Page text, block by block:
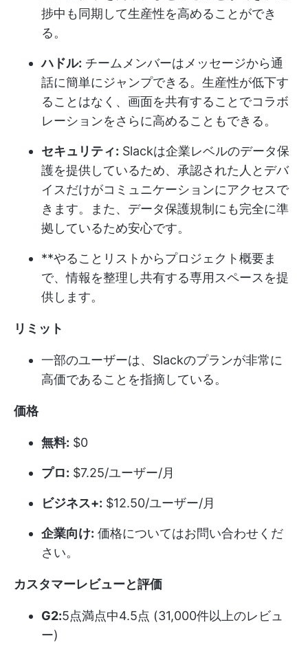
捗中も同期して生産性を高めることができ
る。
ハドル: チームメンバーはメッセージから通
話に簡単にジャンプできる。生産性が低下す
ることはなく、画面を共有することでコラボ
レーションをさらに高めることもできる。
セキュリティ: Slackは企業レベルのデータ保
護を提供しているため、承認された人とデバ
イスだけがコミュニケーションにアクセスで
きます。また、データ保護規制にも完全に準
拠しているため安心です。
**やることリストからプロジェクト概要ま
で、情報を整理し共有する専用スペースを提
供します。
リミット
一部のユーザーは、Slackのプランが非常に
高価であることを指摘している。
価格
無料: $0
プロ: $7.25/ユーザー/月
ビジネス+: $12.50/ユーザー/月
企業向け: 価格についてはお問い合わせくだ
さい。
カスタマーレビューと評価
G2:5点満点中4.5点 (31,000件以上のレビュ
ー)